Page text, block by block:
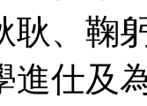
耿、鞠
進仕及